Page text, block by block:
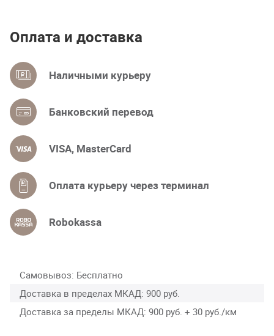
Оплата и доставка
Наличными курьеру
Банковский перевод
VISA, MasterCard
Оплата курьеру через терминал
Robokassa
Самовывоз Бесплатно
Доставка в пределах МКАД 900 руб.
Доставка за пределы МКАД 900 руб. + 30 руб./км